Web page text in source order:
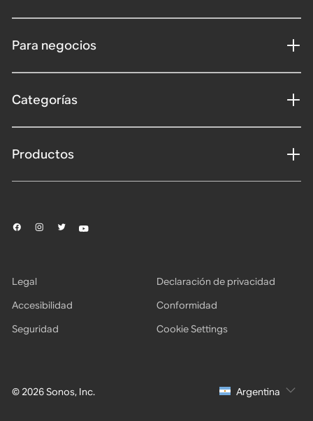
Para negocios
Categorías
Productos
© 2026 Sonos, Inc.
Legal
Declaración de privacidad
Accesibilidad
Conformidad
Seguridad
Cookie Settings
Argentina